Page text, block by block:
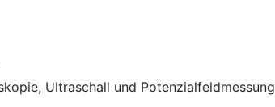
Ultraschall und Potenzialfeldmessung